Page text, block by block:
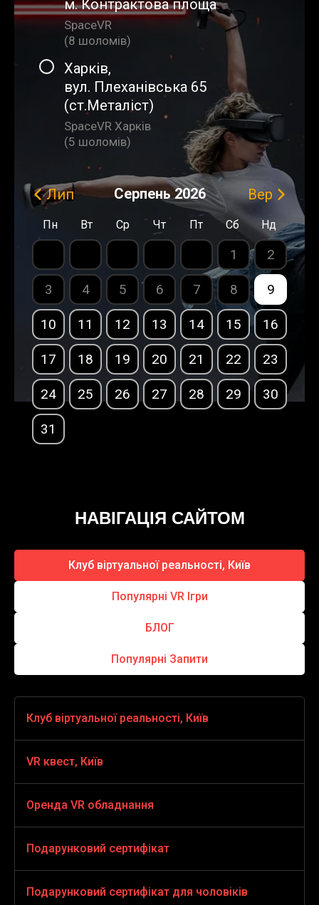
м. Контрактова площа
SpaceVR
(8 шоломiв)
Харків,
вул. Плеханівська 65
(ст.Металіст)
SpaceVR Харків
(5 шоломiв)
Лип Серпень 2026 Вер
Пн Вт Ср Чт Пт Сб Нд
1 2
3 4 5 6 7 8 9
10 11 12 13 14 15 16
17 18 19 20 21 22 23
24 25 26 27 28 29 30
31
НАВІГАЦІЯ САЙТОМ
Клуб віртуальної реальності, Київ
Популярні VR Ігри
БЛОГ
Популярні Запити
Клуб віртуальної реальності, Київ
VR Ігри
VR екстрім
VR квест, Київ
VR квест horror
Оренда VR обладнання
Оренда VR обладнання
Подарунковий сертифікат
Подарунковий сертифікат
Подарунковий сертифікат для чоловіків